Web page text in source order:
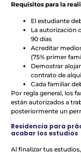
Requisitos para la
El estudiante
La autorización
90 días
Acreditar
(75% primer
Demostrar
contrato de
Cada familiar
Por regla general, los
están autorizados a
posteriormente un
Residencia para
acabar los estudios
Al finalizar tus